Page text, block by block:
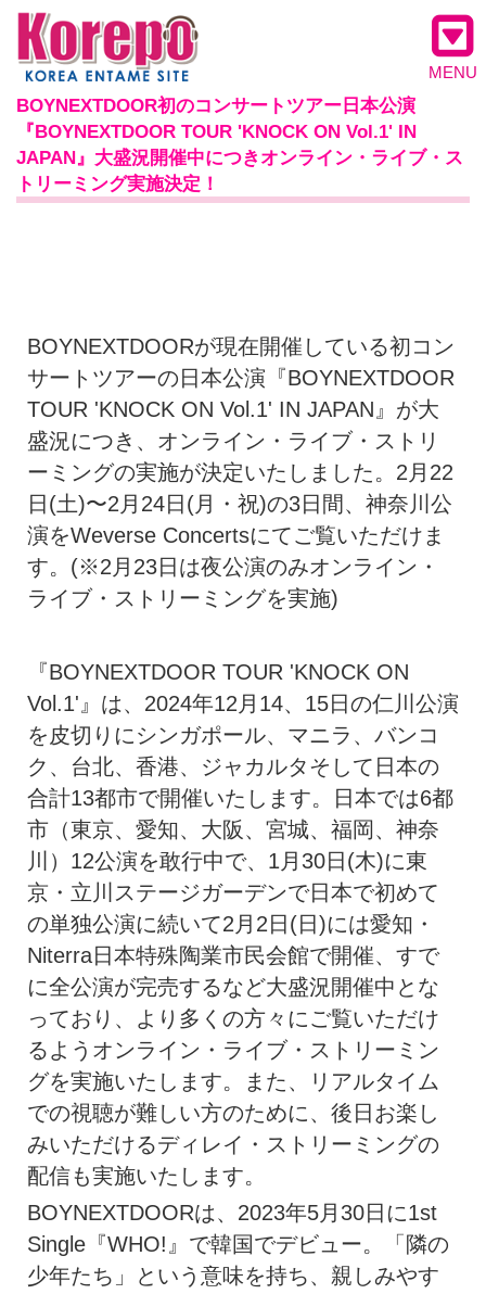
MENU
BOYNEXTDOOR初のコンサートツアー日本公演
『BOYNEXTDOOR TOUR 'KNOCK ON Vol.1' IN
JAPAN』大盛況開催中につきオンライン・ライブ・ス
トリーミング実施決定！
BOYNEXTDOORが現在開催している初コン
サートツアーの日本公演『BOYNEXTDOOR
TOUR 'KNOCK ON Vol.1' IN JAPAN』が大
盛況につき、オンライン・ライブ・ストリ
ーミングの実施が決定いたしました。2月22
日(土)〜2月24日(月・祝)の3日間、神奈川公
演をWeverse Concertsにてご覧いただけま
す。(※2月23日は夜公演のみオンライン・
ライブ・ストリーミングを実施)
『BOYNEXTDOOR TOUR 'KNOCK ON
Vol.1'』は、2024年12月14、15日の仁川公演
を皮切りにシンガポール、マニラ、バンコ
ク、台北、香港、ジャカルタそして日本の
合計13都市で開催いたします。日本では6都
市（東京、愛知、大阪、宮城、福岡、神奈
川）12公演を敢行中で、1月30日(木)に東
京・立川ステージガーデンで日本で初めて
の単独公演に続いて2月2日(日)には愛知・
Niterra日本特殊陶業市民会館で開催、すで
に全公演が完売するなど大盛況開催中とな
っており、より多くの方々にご覧いただけ
るようオンライン・ライブ・ストリーミン
グを実施いたします。また、リアルタイム
での視聴が難しい方のために、後日お楽し
みいただけるディレイ・ストリーミングの
配信も実施いたします。
BOYNEXTDOORは、2023年5月30日に1st
Single『WHO!』で韓国でデビュー。「隣の
少年たち」という意味を持ち、親しみやす